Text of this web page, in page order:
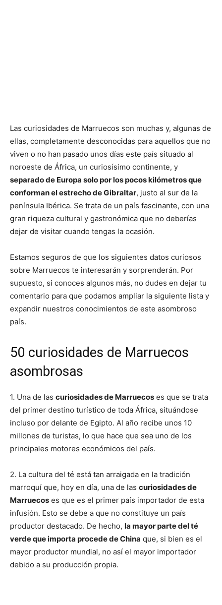
Las curiosidades de Marruecos son muchas y, algunas de
ellas, completamente desconocidas para aquellos que no
viven o no han pasado unos días este país situado al
noroeste de África, un curiosísimo continente, y
separado de Europa solo por los pocos kilómetros que
conforman el estrecho de Gibraltar, justo al sur de la
península Ibérica. Se trata de un país fascinante, con una
gran riqueza cultural y gastronómica que no deberías
dejar de visitar cuando tengas la ocasión.
Estamos seguros de que los siguientes datos curiosos
sobre Marruecos te interesarán y sorprenderán. Por
supuesto, si conoces algunos más, no dudes en dejar tu
comentario para que podamos ampliar la siguiente lista y
expandir nuestros conocimientos de este asombroso
país.
50 curiosidades de Marruecos
asombrosas
1. Una de las curiosidades de Marruecos es que se trata
del primer destino turístico de toda África, situándose
incluso por delante de Egipto. Al año recibe unos 10
millones de turistas, lo que hace que sea uno de los
principales motores económicos del país.
2. La cultura del té está tan arraigada en la tradición
marroquí que, hoy en día, una de las curiosidades de
Marruecos es que es el primer país importador de esta
infusión. Esto se debe a que no constituye un país
productor destacado. De hecho, la mayor parte del té
verde que importa procede de China que, si bien es el
mayor productor mundial, no así el mayor importador
debido a su producción propia.